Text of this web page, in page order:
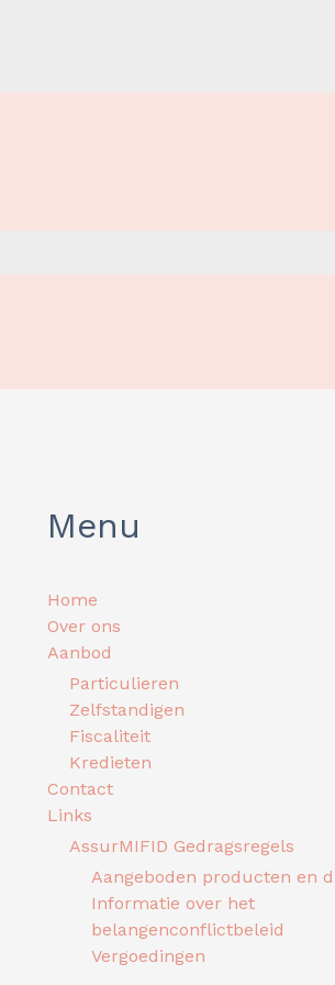
Menu
Home
Over ons
Aanbod
Particulieren
Zelfstandigen
Fiscaliteit
Kredieten
Contact
Links
AssurMIFID Gedragsregels
Aangeboden producten en
Informatie over het
belangenconflictbeleid
Vergoedingen